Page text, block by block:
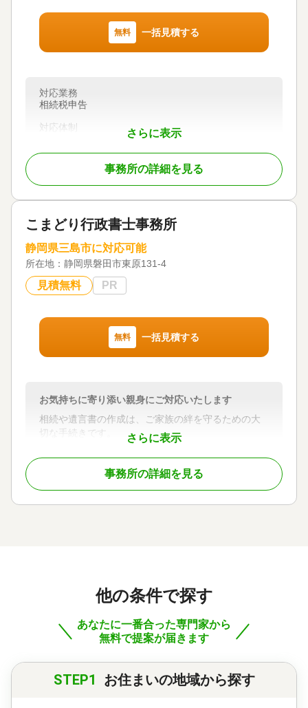
・調査があった場合の立ち合い等のアフターフォロ
当事務所には40年以上の実績があり、長年に渡り相
満な相続や、賢い贈与の実現のお手伝いをさせて頂
きたいと考えております。
静岡県（富士市、富士宮市、沼津市、その他の地域
遺言書 / 遺産分割 / 相続財産調査 / 相続税申告 / 相続
登記 / 相続放棄 / 相続手続き / 銀行手続き / 戸籍収集
/ 相続人調査 / 生前贈与（不動産名義変更）
対応体制
電話相談可 / 訪問可 / 土日相談可 / 18時以降相談可 /
事務所面談可
無料 一括見積する
さらに表示
対応業務
相続税申告
対応体制
事務所の詳細を見る
こまどり行政書士事務所
静岡県三島市に対応可能
所在地： 静岡県磐田市東原131-4
見積無料 PR
無料 一括見積する
さらに表示
お気持ちに寄り添い親身にご対応いたします
相続や遺言書の作成は、ご家族の絆を守るための大
切な手続きです。
しかし法律や手続きが複雑で不安を感じる方も多い
でしょう。
当事務所では、お客様のお気持ちに寄り添い、相続
や遺言に関するお手続きをお手伝いします。
また複雑な手続きも、当事務所が窓口となり、他の
の連携でトータルサポートいたします。
対応地域
静岡県西部地域（磐田市、浜松市、袋井市、掛川
市、森町、湖西市、菊川市） は訪問対応可能。 その
事務所の詳細を見る
他の条件で探す
あなたに一番合った専門家から
無料で提案が届きます
STEP1 お住まいの地域から探す